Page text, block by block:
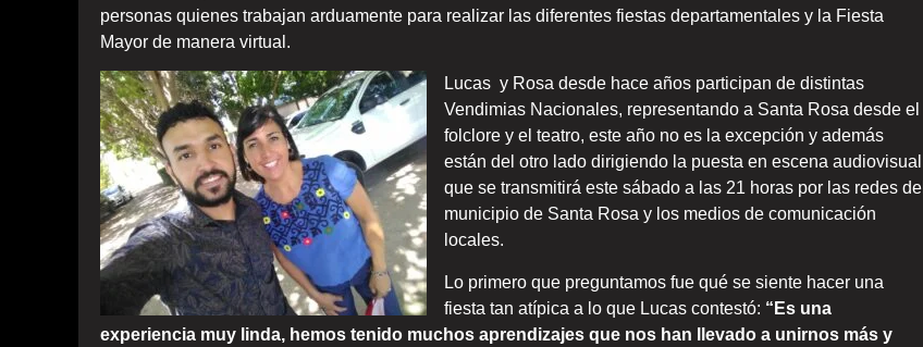
personas quienes trabajan arduamente para realizar las diferentes fiestas departamentales y la Fiesta
Mayor de manera virtual.
Lucas y Rosa desde hace años participan de distintas
Vendimias Nacionales, representando a Santa Rosa desde el
folclore y el teatro, este año no es la excepción y además
están del otro lado dirigiendo la puesta en escena audiovisual
que se transmitirá este sábado a las 21 horas por las redes del
municipio de Santa Rosa y los medios de comunicación
locales.
Lo primero que preguntamos fue qué se siente hacer una
fiesta tan atípica a lo que Lucas contestó: “Es una
experiencia muy linda, hemos tenido muchos aprendizajes que nos han llevado a unirnos más y